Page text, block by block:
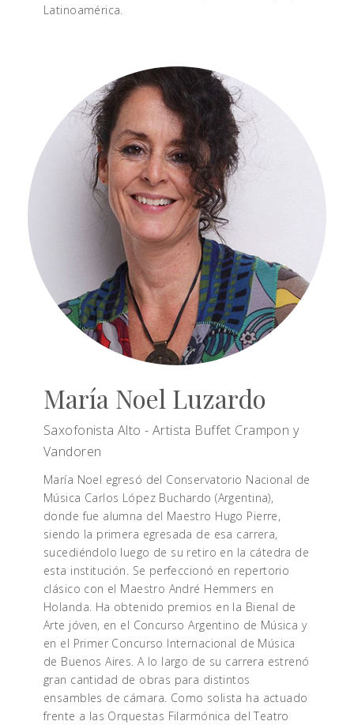
Latinoamérica.
María Noel Luzardo
Saxofonista Alto - Artista Buffet Crampon y
Vandoren
María Noel egresó del Conservatorio Nacional de
Música Carlos López Buchardo (Argentina),
donde fue alumna del Maestro Hugo Pierre,
siendo la primera egresada de esa carrera,
sucediéndolo luego de su retiro en la cátedra de
esta institución. Se perfeccionó en repertorio
clásico con el Maestro André Hemmers en
Holanda. Ha obtenido premios en la Bienal de
Arte jóven, en el Concurso Argentino de Música y
en el Primer Concurso Internacional de Música
de Buenos Aires. A lo largo de su carrera estrenó
gran cantidad de obras para distintos
ensambles de cámara. Como solista ha actuado
frente a las Orquestas Filarmónica del Teatro